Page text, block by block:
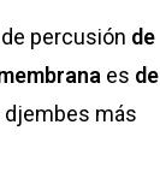
percusión de
es de
djembes más